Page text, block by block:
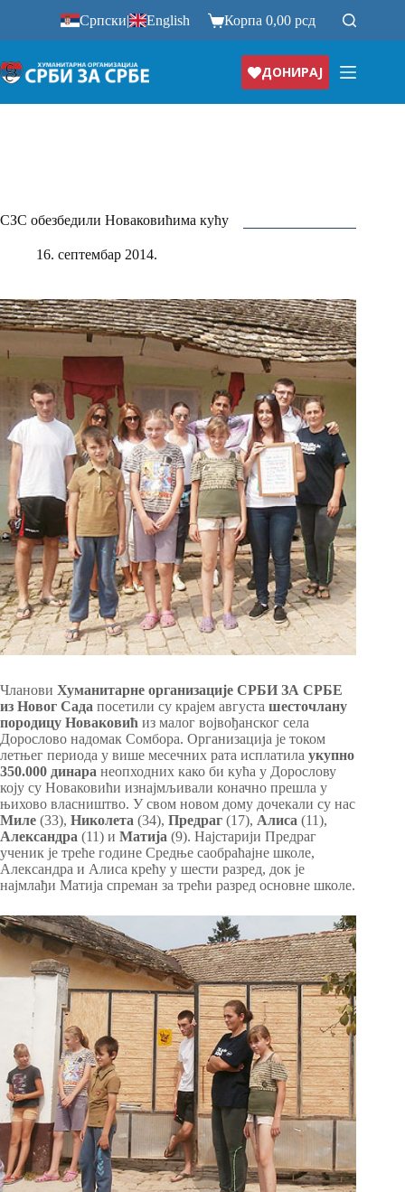
Српски| English Корпа0,00рсд
ДОНИРАЈ
СЗС обезбедили Новаковићима кућу
16. септембар 2014.
Чланови Хуманитарне организације СРБИ ЗА СРБЕ
из Новог Сада посетили су крајем августа шесточлану
породицу Новаковић из малог војвођанског села
Дорослово надомак Сомбора. Организација је током
летњег периода у више месечних рата исплатила укупно
350.000 динара неопходних како би кућа у Дорослову
коју су Новаковићи изнајмљивали коначно прешла у
њихово власништво. У свом новом дому дочекали су нас
Миле (33), Николета (34), Предраг (17), Алиса (11),
Александра (11) и Матија (9). Најстарији Предраг
ученик је треће године Средње саобраћајне школе,
Александра и Алиса крећу у шести разред, док је
најмлађи Матија спреман за трећи разред основне школе.